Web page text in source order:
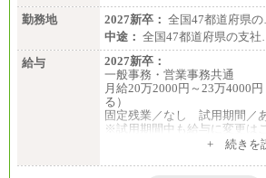
■(株)JTBパブリッシング
総合職 月給241,000円
中途：
①月給227,000円以上
②月給212,000円以上
③月給172,500円以上
④月給23万円～37万円
⑤月給20万円～25万円
⑥月給33万円～48万円
⑦月給271,000円以上
⑧～⑮月給200,000円〜月給
⑯月給185,000円以上
勤務地
2027新卒： 全国47都道府県
中途： 全国47都道府県の支
給与
2027新卒：
一般事務・営業事務共通
月給20万2000円～23万4000
る）
固定残業／なし 試用期間／あ
※試用期間中も給与に変更は
月給20万2000円～23万4000
+ 続きを